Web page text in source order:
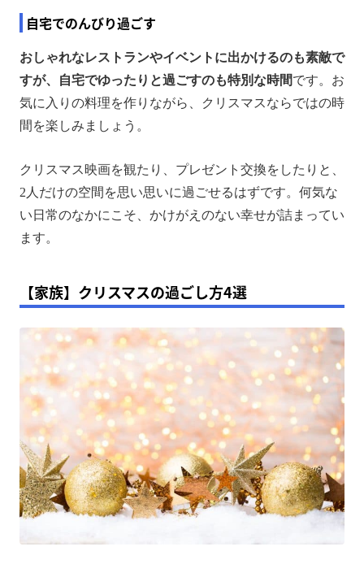
自宅でのんびり過ごす
おしゃれなレストランやイベントに出かけるのも素敵で
すが、自宅でゆったりと過ごすのも特別な時間です。お
気に入りの料理を作りながら、クリスマスならではの時
間を楽しみましょう。
クリスマス映画を観たり、プレゼント交換をしたりと、
2人だけの空間を思い思いに過ごせるはずです。何気な
い日常のなかにこそ、かけがえのない幸せが詰まってい
ます。
【家族】クリスマスの過ごし方4選